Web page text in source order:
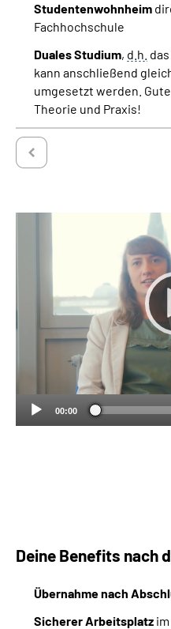
Studentenwohnheim
Fachhochschule
Duales Studium, d.h.
kann anschließend
umgesetzt werden.
Theorie und Praxis!
00:00
Deine Benefits nach
Übernahme nach
Sicherer Arbeitsplatz